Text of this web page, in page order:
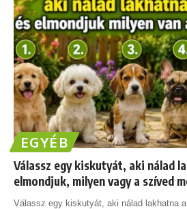
EGYÉB
Válassz egy kiskutyát, aki nálad
elmondjuk, milyen vagy a szíved
Válassz egy kiskutyát, aki nálad lakhatna a